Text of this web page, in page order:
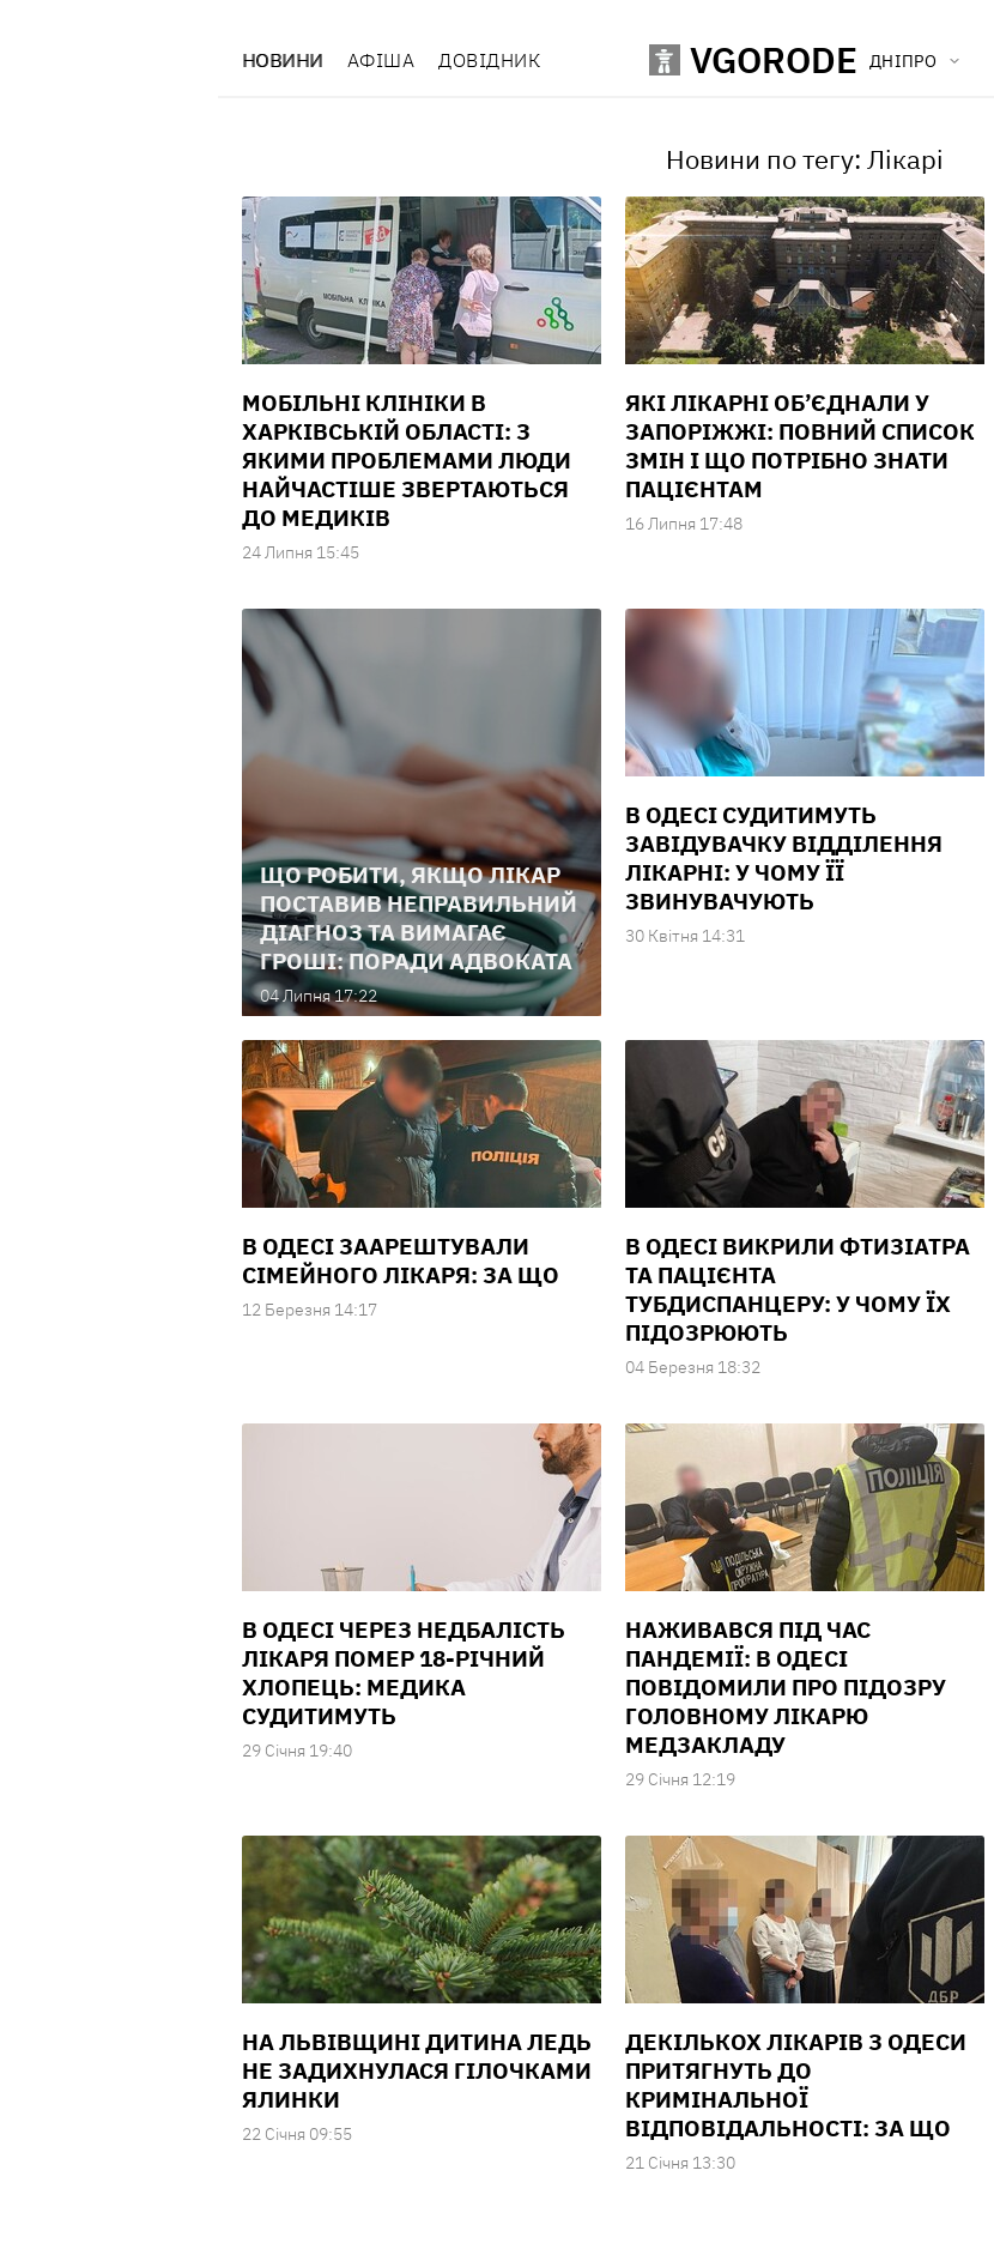
НОВИНИ АФІША ДОВІДНИК VGORODE ДНІПРО
Новини по тегу: Лікарі
МОБІЛЬНІ КЛІНІКИ В
ХАРКІВСЬКІЙ ОБЛАСТІ: З
ЯКИМИ ПРОБЛЕМАМИ ЛЮДИ
НАЙЧАСТІШЕ ЗВЕРТАЮТЬСЯ
ДО МЕДИКІВ
24 Липня 15:45
ЯКІ ЛІКАРНІ ОБ’ЄДНАЛИ У
ЗАПОРІЖЖІ: ПОВНИЙ СПИСОК
ЗМІН І ЩО ПОТРІБНО ЗНАТИ
ПАЦІЄНТАМ
16 Липня 17:48
ЩО РОБИТИ, ЯКЩО ЛІКАР
ПОСТАВИВ НЕПРАВИЛЬНИЙ
ДІАГНОЗ ТА ВИМАГАЄ
ГРОШІ: ПОРАДИ АДВОКАТА
04 Липня 17:22
В ОДЕСІ СУДИТИМУТЬ
ЗАВІДУВАЧКУ ВІДДІЛЕННЯ
ЛІКАРНІ: У ЧОМУ ЇЇ
ЗВИНУВАЧУЮТЬ
30 Квiтня 14:31
В ОДЕСІ ЗААРЕШТУВАЛИ
СІМЕЙНОГО ЛІКАРЯ: ЗА ЩО
12 Березня 14:17
В ОДЕСІ ВИКРИЛИ ФТИЗІАТРА
ТА ПАЦІЄНТА
ТУБДИСПАНЦЕРУ: У ЧОМУ ЇХ
ПІДОЗРЮЮТЬ
04 Березня 18:32
В ОДЕСІ ЧЕРЕЗ НЕДБАЛІСТЬ
ЛІКАРЯ ПОМЕР 18-РІЧНИЙ
ХЛОПЕЦЬ: МЕДИКА
СУДИТИМУТЬ
29 Сiчня 19:40
НАЖИВАВСЯ ПІД ЧАС
ПАНДЕМІЇ: В ОДЕСІ
ПОВІДОМИЛИ ПРО ПІДОЗРУ
ГОЛОВНОМУ ЛІКАРЮ
МЕДЗАКЛАДУ
29 Сiчня 12:19
НА ЛЬВІВЩИНІ ДИТИНА ЛЕДЬ
НЕ ЗАДИХНУЛАСЯ ГІЛОЧКАМИ
ЯЛИНКИ
22 Сiчня 09:55
ДЕКІЛЬКОХ ЛІКАРІВ З ОДЕСИ
ПРИТЯГНУТЬ ДО
КРИМІНАЛЬНОЇ
ВІДПОВІДАЛЬНОСТІ: ЗА ЩО
21 Сiчня 13:30